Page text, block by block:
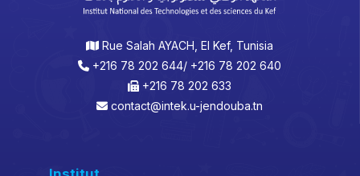
Rue Salah AYACH, El Kef, Tunisia
+216 78 202 644/ +216 78 202 640
+216 78 202 633
contact@intek.u-jendouba.tn